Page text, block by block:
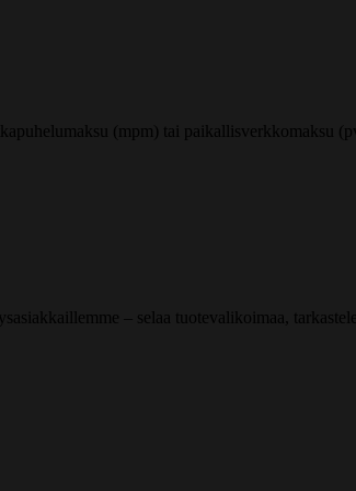
(mpm) tai paikallisverkkomaksu
– selaa tuotevalikoimaa,